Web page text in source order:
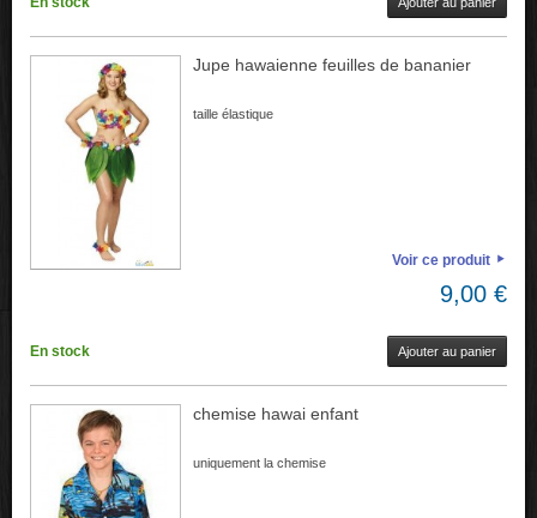
Jupe hawaienne feuilles de bananier
taille élastique
Voir ce produit
9,00 €
En stock Ajouter au panier
chemise hawai enfant
uniquement la chemise